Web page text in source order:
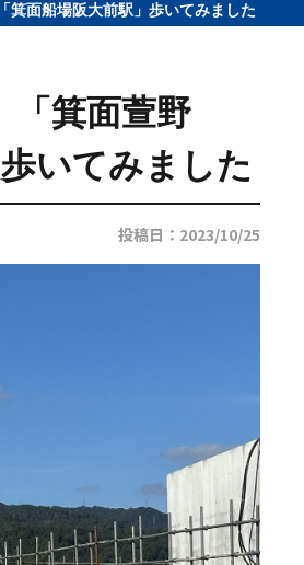
面船場阪大前駅」歩いてみました
箕面萱野
いてみました
投稿日：2023/10/25